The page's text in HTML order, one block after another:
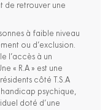
de retrouver une
à faible niveau
ou d’exclusion.
l’accès à un
« R.A » est une
côté T.S.A
psychique,
doté d’une